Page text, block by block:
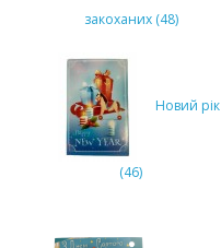
закоханих (48)
Новий рік
(46)